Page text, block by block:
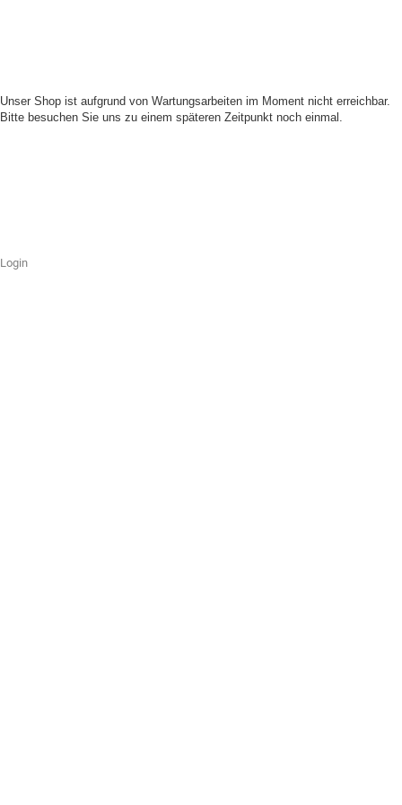
Unser Shop ist aufgrund von Wartungsarbeiten im Moment nicht erreichbar.
Bitte besuchen Sie uns zu einem späteren Zeitpunkt noch einmal.
Login